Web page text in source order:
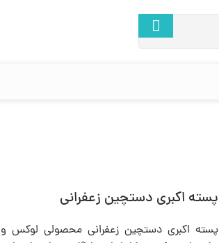
پسته اکبری دستچین زعفرانی
پسته اکبری دستچین زعفرانی محصولی لوکس و